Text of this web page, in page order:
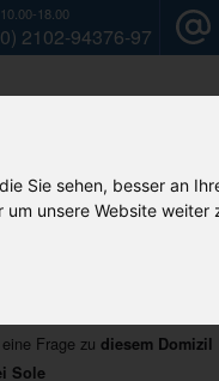
Sie sehen, besser an
unsere Website weiter
18.00
2102-94376-97
Frage zu diesem Domizil
Sole